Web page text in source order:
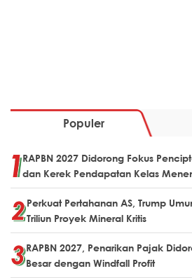
Populer
RAPBN 2027 Didorong Fokus
dan Kerek Pendapatan Kelas
Perkuat Pertahanan AS, Trump
Triliun Proyek Mineral Kritis
RAPBN 2027, Penarikan Pajak
Besar dengan Windfall Profit